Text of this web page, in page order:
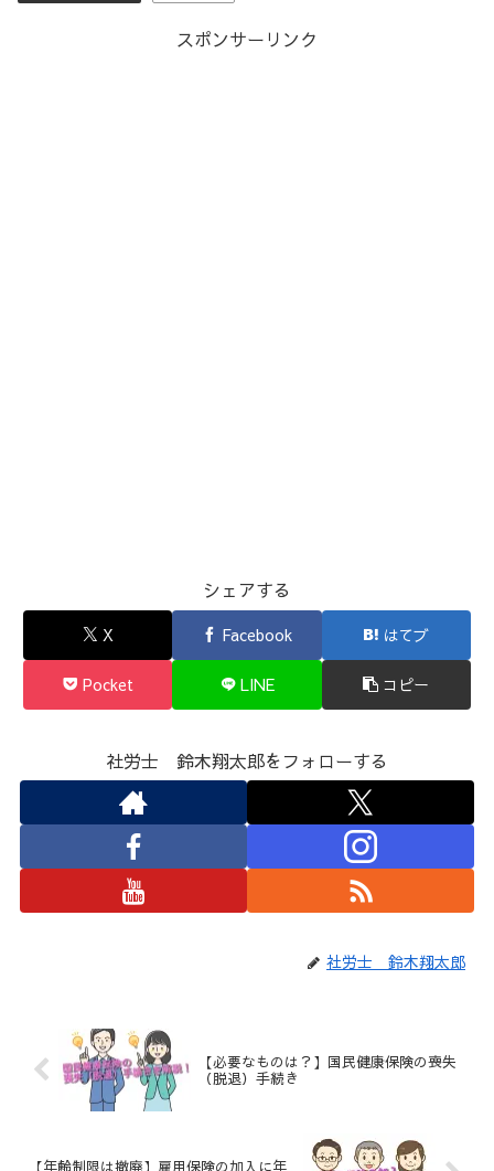
スポンサーリンク
シェアする
X Facebook はてブ
Pocket LINE コピー
社労士 鈴木翔太郎をフォローする
社労士 鈴木翔太郎
【必要なものは？】国民健康保険の喪失
（脱退）手続き
【年齢制限は撤廃】雇用保険の加入に年